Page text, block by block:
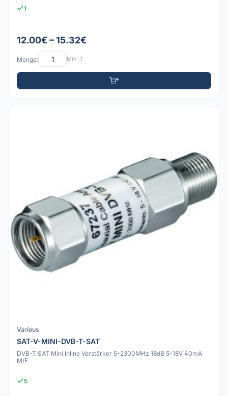
1
12.00€ – 15.32€
Menge: Min: 1
Various
SAT-V-MINI-DVB-T-SAT
DVB-T SAT Mini Inline Verstärker 5-2300MHz 18dB 5-18V 40mA
M/F
5